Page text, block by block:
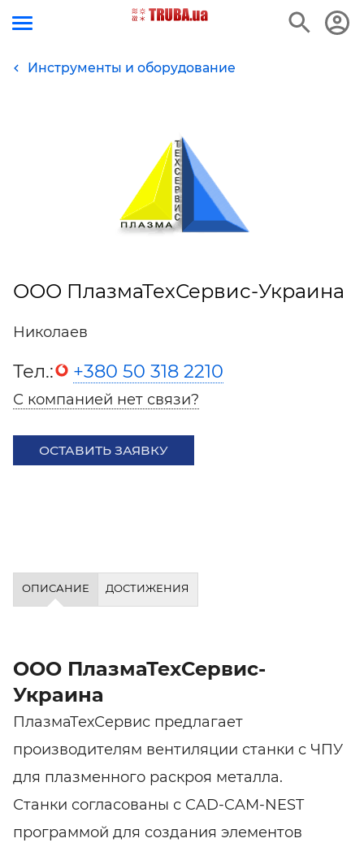
Инструменты и оборудование
ООО ПлазмаТехСервис-Украина
Николаев
Тел.: +380 50 318 2210
С компанией нет связи?
ОСТАВИТЬ ЗАЯВКУ
ОПИСАНИЕ ДОСТИЖЕНИЯ
ООО ПлазмаТехСервис-
Украина
ПлазмаТехСервис предлагает
производителям вентиляции станки с ЧПУ
для плазменного раскроя металла.
Станки согласованы с CAD-CAM-NEST
программой для создания элементов